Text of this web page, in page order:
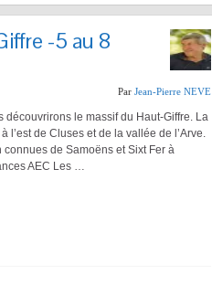
-5 au 8
Par Jean-Pierre NEVE
découvrirons le massif du Haut-Giffre. La
l’est de Cluses et de la vallée de l’Arve.
de Samoëns et Sixt Fer à
AEC Les …